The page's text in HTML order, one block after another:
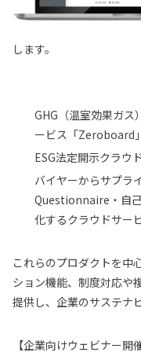
します。
GHG（温室効果ガス
ービス「Zeroboard」
ESG法定開示クラウ
バイヤーからサプラ
Questionnaire・自
化するクラウドサー
これらのプロダクトを中
ション機能、制度対応や
提供し、企業のサステナ
【企業向けウェビナー開